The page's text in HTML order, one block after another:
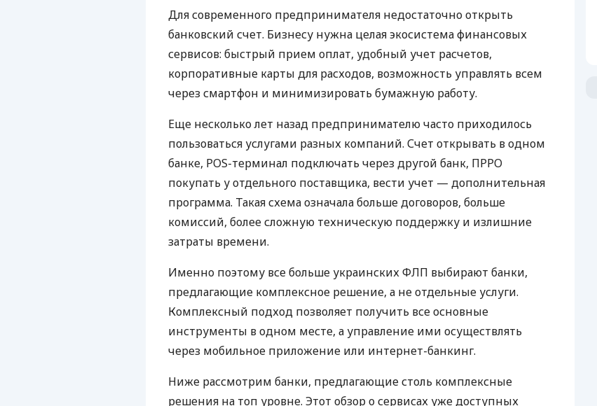
Для современного предпринимателя недостаточно открыть
банковский счет. Бизнесу нужна целая экосистема финансовых
сервисов: быстрый прием оплат, удобный учет расчетов,
корпоративные карты для расходов, возможность управлять всем
через смартфон и минимизировать бумажную работу.
Еще несколько лет назад предпринимателю часто приходилось
пользоваться услугами разных компаний. Счет открывать в одном
банке, POS-терминал подключать через другой банк, ПРРО
покупать у отдельного поставщика, вести учет — дополнительная
программа. Такая схема означала больше договоров, больше
комиссий, более сложную техническую поддержку и излишние
затраты времени.
Именно поэтому все больше украинских ФЛП выбирают банки,
предлагающие комплексное решение, а не отдельные услуги.
Комплексный подход позволяет получить все основные
инструменты в одном месте, а управление ими осуществлять
через мобильное приложение или интернет-банкинг.
Ниже рассмотрим банки, предлагающие столь комплексные
решения на топ уровне. Этот обзор о сервисах уже доступных